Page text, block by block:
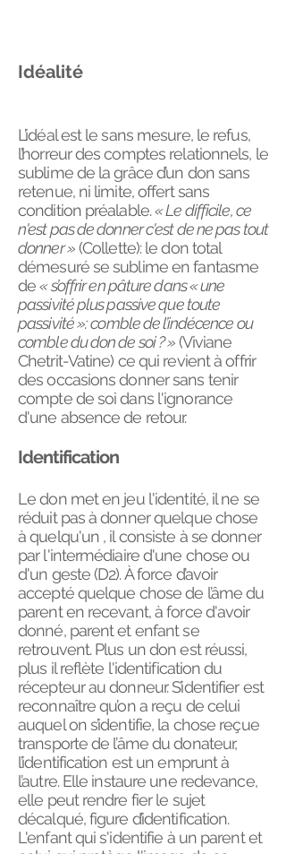
Idéalité
L’idéal est le sans mesure, le refus,
l’horreur des comptes relationnels, le
sublime de la grâce d’un don sans
retenue, ni limite, offert sans
condition préalable.« Le difficile, ce
n'est pas de donner c'est de ne pas tout
donner »(Collette): le don total
démesuré se sublime en fantasme
de« s’offrir en pâture dans « une
passivité plus passive que toute
passivité »:comble de l’indécence ou
comble du don de soi ? »(Viviane
Chetrit-Vatine) ce qui revient à offrir
des occasions donner sans tenir
compte de soi dans l'ignorance
d'une absence de retour.
Identification
Le don met en jeu l'identité, il ne se
réduit pas à donner quelque chose
à quelqu'un , il consiste à se donner
par l'intermédiaire d'une chose ou
d'un geste (D2). À force d’avoir
accepté quelque chose de l’âme du
parent en recevant, à force d'avoir
donné, parent et enfant se
retrouvent. Plus un don est réussi,
plus il reflète l'identification du
récepteur au donneur. S’identifier est
reconnaître qu’on a reçu de celui
auquel on s’identifie, la chose reçue
transporte de l’âme du donateur,
l’identification est un emprunt à
l’autre. Elle instaure une redevance,
elle peut rendre fier le sujet
décalqué, figure d’identification.
L'enfant qui s'identifie à un parent et